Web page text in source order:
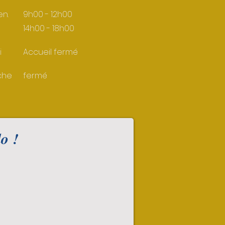
9h00 - 12h00
14h00 - 18h00
Accueil fermé
fermé
!